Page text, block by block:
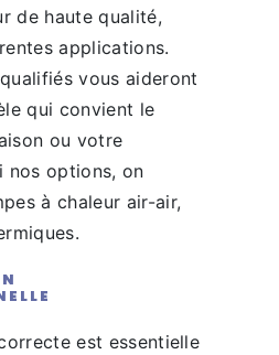
de haute qualité,
applications.
vous aideront
qui convient le
ou votre
nos options, on
à chaleur air-air,
est essentielle